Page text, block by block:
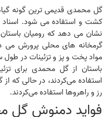
گل محمدی قدیمی ترین گونه
نشان می دهد که رومیان
گرمخانه های محلی پرورش می
مواد پخت و پز و تزئینات در
باستان از گل محمدی برای
استفاده می‌کردند، در حالی که
رز و راهروها استفاده می‌کردند.
فواید دمنوش گل